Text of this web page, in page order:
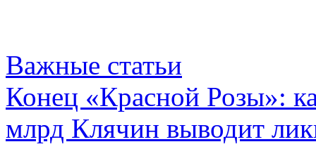
Важные статьи
Конец «Красной Розы»:
млрд Клячин выводит